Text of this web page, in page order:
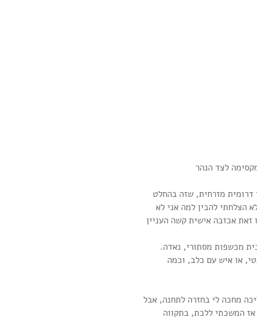
דרומית מזרחית, שזה בהחלט
הצלחתי להבין למה אני לא
זאת אכזבה אישית קשה העניין
מכשפות מסתורי, נאדה.
או איש עם כלב, וכמה
מחכה לי בחזרה לתחנה, אבל
אז המשכתי ללכת, בתקווה